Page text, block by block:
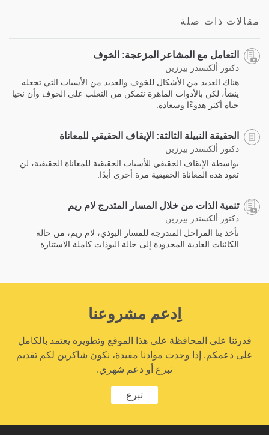
مقالات ذات صلة
التعامل مع المشاعر المزعجة: الخوف
دكتور ألكسندر بيرزين
هناك العديد من الأشكال للخوف والعديد من الأسباب التي تجعله
ينشأ، لكن بالأدوات الماهرة نتمكن من التغلب على الخوف وأن نحيا
حياة أكثر هدوءًا وسعادة.
الحقيقة النبيلة الثالثة: الإيقاف الحقيقي للمعاناة
دكتور ألكسندر بيرزين
بواسطة الإيقاف الحقيقي للأسباب الحقيقية للمعاناة الحقيقية، لن
تعود هذه المعاناة الحقيقية مرة أخرى أبدًا.
تنمية الذات من خلال المسار المتدرج لام ريم
دكتور ألكسندر بيرزين
تأخذ بنا المراحل المتدرجة للمسار البوذي، لام ريم، من حالة
الكائنات العادية المحدودة إلى حالة البوذات كاملة الاستنارة.‎
اِدعم مشروعنا
قدرتنا على المحافظة على هذا الموقع وتطويره يعتمد بالكامل
على دعمكم. إذا وجدت موادنا مفيدة، نكون شاكرين لكم تقديم
تبرع أو دعم شهري.
تبرع